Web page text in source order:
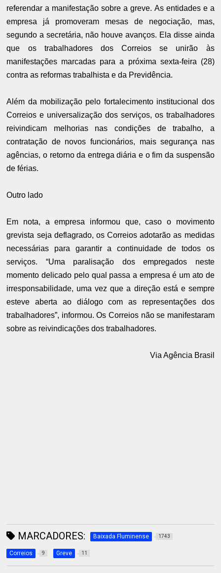
referendar a manifestação sobre a greve. As entidades e a
empresa já promoveram mesas de negociação, mas,
segundo a secretária, não houve avanços. Ela disse ainda
que os trabalhadores dos Correios se unirão às
manifestações marcadas para a próxima sexta-feira (28)
contra as reformas trabalhista e da Previdência.
Além da mobilização pelo fortalecimento institucional dos
Correios e universalização dos serviços, os trabalhadores
reivindicam melhorias nas condições de trabalho, a
contratação de novos funcionários, mais segurança nas
agências, o retorno da entrega diária e o fim da suspensão
de férias.
Outro lado
Em nota, a empresa informou que, caso o movimento
grevista seja deflagrado, os Correios adotarão as medidas
necessárias para garantir a continuidade de todos os
serviços. “Uma paralisação dos empregados neste
momento delicado pelo qual passa a empresa é um ato de
irresponsabilidade, uma vez que a direção está e sempre
esteve aberta ao diálogo com as representações dos
trabalhadores”, informou. Os Correios não se manifestaram
sobre as reivindicações dos trabalhadores.
Via Agência Brasil
MARCADORES: Baixada Fluminense 1743
Correios 9 Greve 11